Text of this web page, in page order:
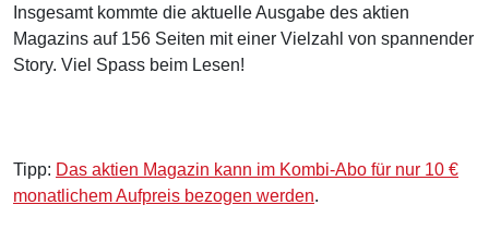
Insgesamt kommte die aktuelle Ausgabe des aktien
Magazins auf 156 Seiten mit einer Vielzahl von spannender
Story. Viel Spass beim Lesen!
Tipp: Das aktien Magazin kann im Kombi-Abo für nur 10 €
monatlichem Aufpreis bezogen werden.